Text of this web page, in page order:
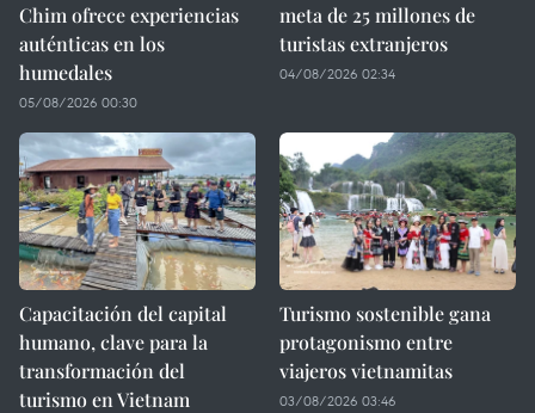
Chim ofrece experiencias
auténticas en los
humedales
05/08/2026 00:30
meta de 25 millones de
turistas extranjeros
04/08/2026 02:34
Capacitación del capital
humano, clave para la
transformación del
turismo en Vietnam
Turismo sostenible gana
protagonismo entre
viajeros vietnamitas
03/08/2026 03:46